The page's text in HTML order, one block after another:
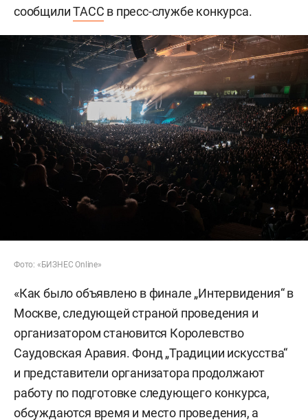
сообщилиТАСС в пресс-службе конкурса.
Фото: «БИЗНЕС Online»
«Как было объявлено в финале „Интервидения“ в
Москве, следующей страной проведения и
организатором становится Королевство
Саудовская Аравия. Фонд „Традиции искусства“
и представители организатора продолжают
работу по подготовке следующего конкурса,
обсуждаются время и место проведения, а